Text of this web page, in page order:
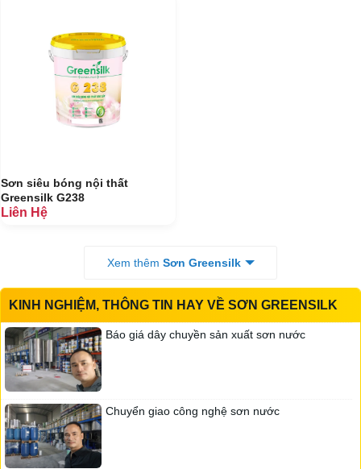
trường trong nước cũng như thị trường nước ngoài.
Sơn siêu bóng nội thất
Greensilk G238
Liên Hệ
Xem thêm Sơn Greensilk
KINH NGHIỆM, THÔNG TIN HAY VỀ SƠN GREENSILK
Báo giá dây chuyền sản xuất sơn nước
Chuyển giao công nghệ sơn nước